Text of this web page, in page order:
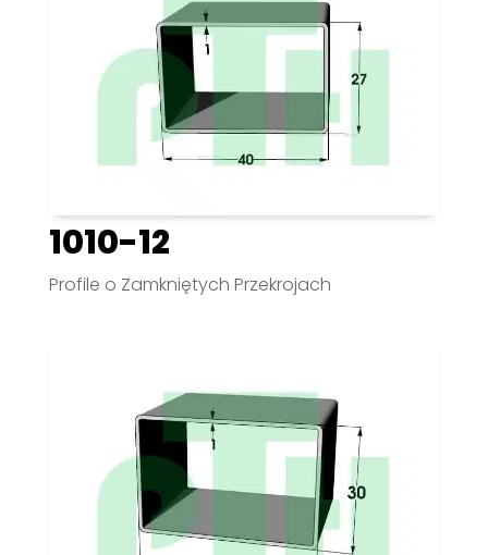
1010-12
Profile o Zamkniętych Przekrojach